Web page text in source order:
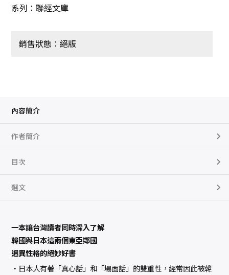
系列：聯經文庫
銷售狀態：絕版
內容簡介
作者簡介
目次
選文
一本讓台灣讀者同時深入了解
韓國與日本這兩個東亞鄰國
迥異性格的絕妙好書
‧日本人有著「真心話」和「場面話」的雙重性，經常因此被韓